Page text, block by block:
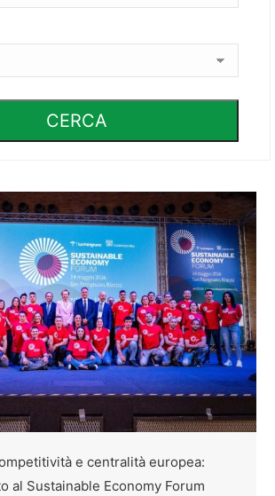
e centralità europea:
al Sustainable Economy Forum